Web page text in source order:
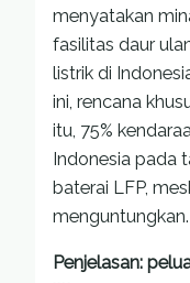
menyatakan
fasilitas daur
listrik di
ini, rencana
itu, 75%
Indonesia pada
baterai LFP,
menguntungkan.
Penjelasan: